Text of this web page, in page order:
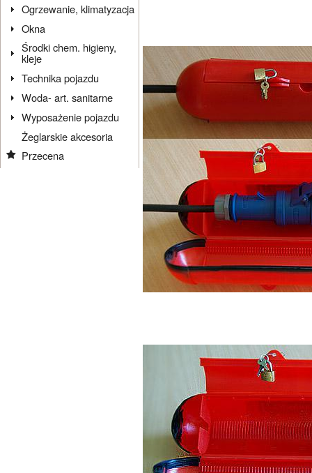
Ogrzewanie, klimatyzacja
Okna
Środki chem. higieny,
kleje
Technika pojazdu
Woda- art. sanitarne
Wyposażenie pojazdu
Żeglarskie akcesoria
Przecena